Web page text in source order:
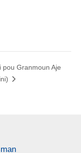
pou Granmoun Aje